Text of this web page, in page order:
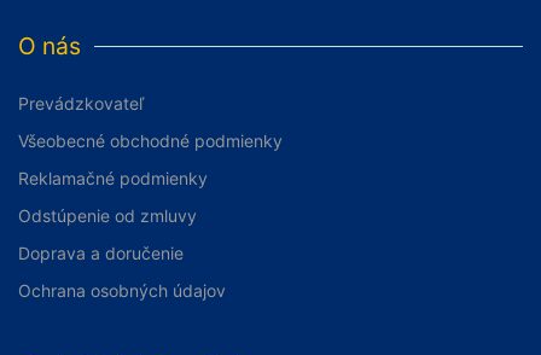
O nás
Prevádzkovateľ
Všeobecné obchodné podmienky
Reklamačné podmienky
Odstúpenie od zmluvy
Doprava a doručenie
Ochrana osobných údajov